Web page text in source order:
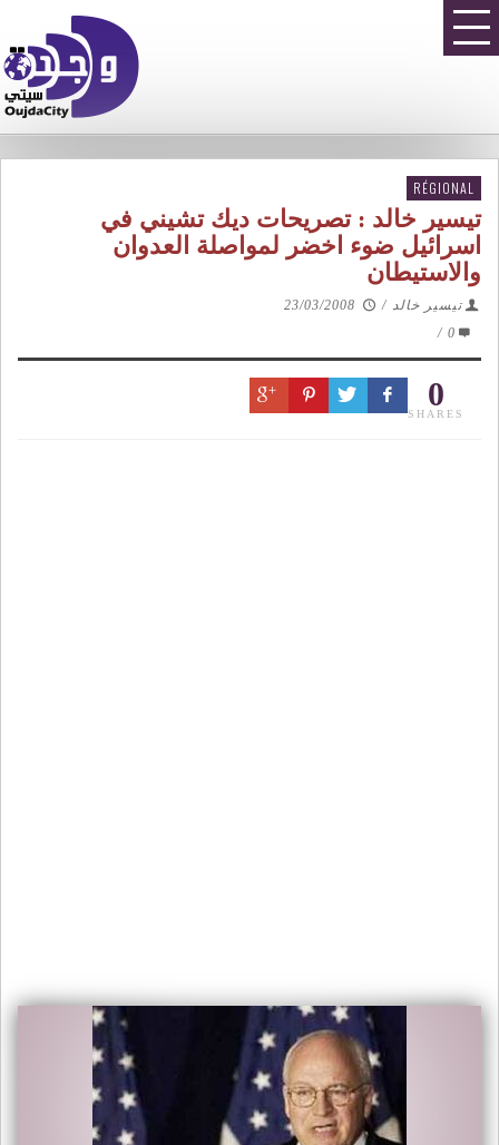
RÉGIONAL
تيسير خالد : تصريحات ديك تشيني في
اسرائيل ضوء اخضر لمواصلة العدوان
والاستيطان
تيسير خالد /
23/03/2008
0
/
0
SHARES